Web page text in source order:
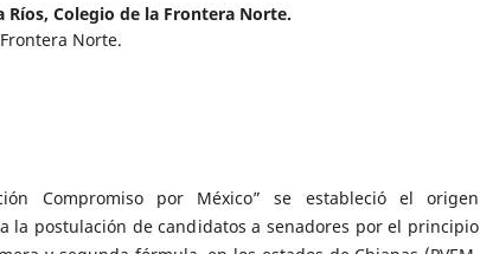
Ríos, Colegio de la Frontera Norte.
Norte.
Compromiso por México” se estableció el origen
la postulación de candidatos a senadores por el principio